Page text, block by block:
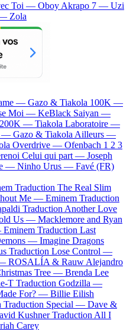
Toi — OboyAkrapo 7 — Uzi
Zola
— Gazo & Tiakola 100K —
Moi — KeBlack Saiyan —
200K — Tiakola Laboratoire —
— Gazo & TiakolaAilleurs —
Overdrive — Ofenbach 1 2 3
Celui qui part — Joseph
— Ninho Urus — Favé (FR)
Traduction The Real Slim
Me — Eminem Traduction
Traduction Another Love
Us — Macklemore and Ryan
Eminem Traduction Last
— Imagine Dragons
Traduction Lose Control —
ROSALÍA & Rauw Alejandro
Tree — Brenda Lee
T Traduction Godzilla —
For? — Billie Eilish
Traduction Special — Dave &
Kushner Traduction All I
Carey